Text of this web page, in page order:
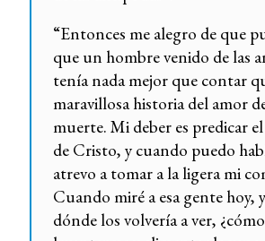
“Entonces me alegro de que
que un hombre venido de las
tenía nada mejor que contar
maravillosa historia del amor
muerte. Mi deber es predicar
de Cristo, y cuando puedo
atrevo a tomar a la ligera mi
Cuando miré a esa gente hoy,
dónde los volvería a ver,